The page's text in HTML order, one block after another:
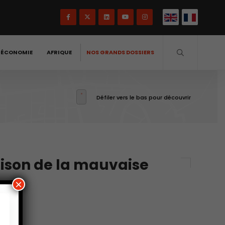
AFRIQUE NOS GRANDS DOSSIERS
Défiler vers le bas pour découvrir
de la mauvaise
×